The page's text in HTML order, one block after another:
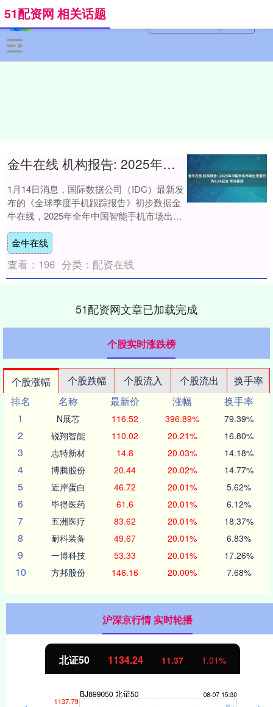
51配资网 相关话题
金牛在线 机构报告: 2025年中国手机市场出货量约为2.85亿台 华为登顶
1月14日消息，国际数据公司（IDC）最新发
布的《全球季度手机跟踪报告》初步数据金
牛在线，2025年全年中国智能手机市场出货
量约为2.85亿台，同比微降0.6%....
金牛在线
查看： 196 分类： 配资在线
51配资网文章已加载完成
个股实时涨跌榜
个股涨幅 个股跌幅 个股流入 个股流出
换手率
排名
名称 最新价 涨幅
换手率
1
N展芯 116.52 396.89% 79.39%
2 锐翔智能 110.02 20.21% 16.80%
3 志特新材 14.8 20.03% 14.18%
4 博腾股份 20.44 20.02% 14.77%
5 近岸蛋白 46.72 20.01% 5.62%
6 毕得医药 61.6 20.01% 6.12%
7 五洲医疗 83.62 20.01% 18.37%
8 耐科装备 49.67 20.01% 6.83%
9 一博科技 53.33 20.01% 17.26%
10 方邦股份 146.16 20.00% 7.68%
沪深京行情 实时轮播
北证50 1134.24 11.37 1.01%